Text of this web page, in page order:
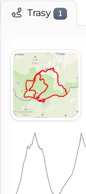
Trasy 1